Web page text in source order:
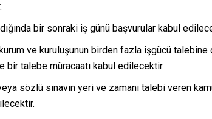
bir sonraki iş günü başvurular kabul
ve kuruluşunun birden fazla işgücü talebine
bir talebe müracaatı kabul edilecektir.
sözlü sınavın yeri ve zamanı talebi veren